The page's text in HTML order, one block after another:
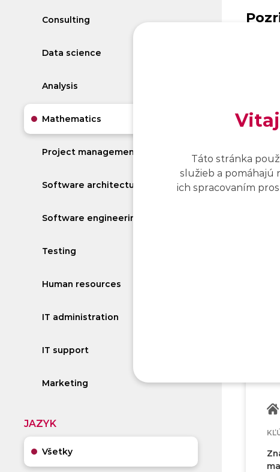
Consulting
Data science
Analysis
Mathematics
Project management
Software architecture
Software engineering
Testing
Human resources
IT administration
IT support
Marketing
JAZYK
Všetky
Táto stránka
služieb a pomáhajú
ich spracovaním